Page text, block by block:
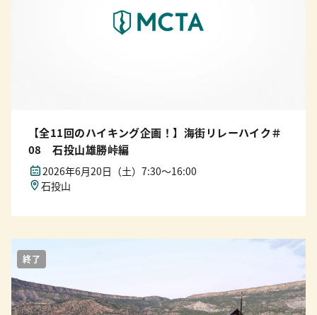
【全11回のハイキング企画！】海街リレーハイク＃
08 石投山雄勝峠編
2026年6月20日（土）7:30〜16:00
石投山
終了